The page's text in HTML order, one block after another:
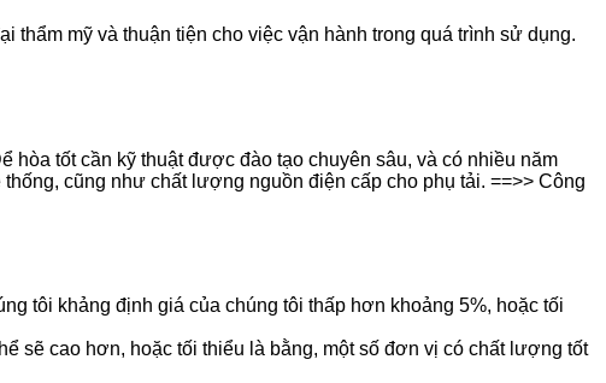
thẩm mỹ và thuận tiện cho việc vận hành trong quá trình sử dụng.
tốt cần kỹ thuật được đào tạo chuyên sâu, và có nhiều năm
cũng như chất lượng nguồn điện cấp cho phụ tải. ==>> Công
tôi khảng định giá của chúng tôi thấp hơn khoảng 5%, hoặc tối
sẽ cao hơn, hoặc tối thiểu là bằng, một số đơn vị có chất lượng tốt